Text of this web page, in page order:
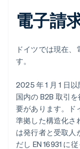
電子請
ドイツでは現在
す。
2025 年 1 月 1 日
国内の B2B 取引
要があります。ド
準拠した構造化さ
は発行者と受取人
だし EN 16931 に